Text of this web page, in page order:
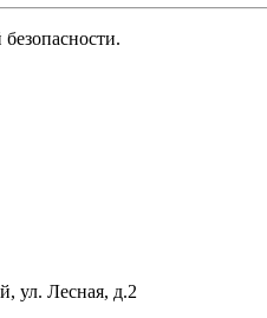
ул. Лесная, д.2